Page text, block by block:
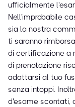
ufficialmente
Nell'improbabile
sia la nostra
ti saranno
di certificazione a
di prenotazione
adattarsi al tuo
senza intoppi.
d'esame scontati,